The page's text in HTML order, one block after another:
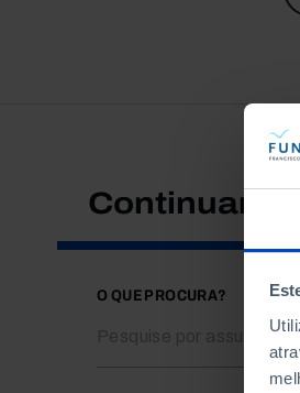
Continuar a
O QUE PROCURA?